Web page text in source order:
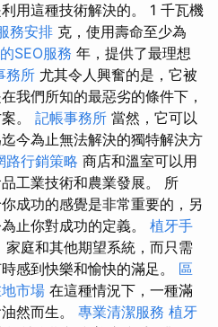
用這種技術解決的。 1 千瓦機
務安排 克，使用壽命至少為
SEO服務 年，提供了最理想
務所 尤其令人興奮的是，它被
我們所知的最惡劣的條件下，
。 記帳事務所 當然，它可以
今為止無法解決的獨特解決方
路行銷策略 商店和溫室可以用
工業技術和農業發展。 所
成功的感覺是非常重要的，另
止你對成功的定義。 植牙手
家庭和其他期望系統，而只需
感到快樂和愉快的滿足。 區
市場 在這種情況下，一種滿
然而生。 專業清潔服務 植牙